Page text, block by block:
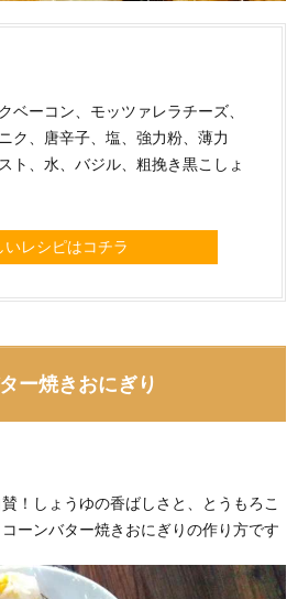
ベーコン、モッツァレラチーズ、
ク、唐辛子、塩、強力粉、薄力
ト、水、バジル、粗挽き黒こしょ
いレシピはコチラ
ー焼きおにぎり
！しょうゆの香ばしさと、とうもろこ
ーンバター焼きおにぎりの作り方です